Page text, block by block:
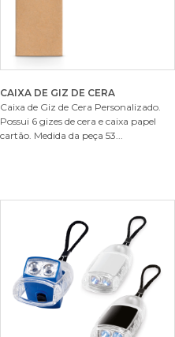
CAIXA DE GIZ DE CERA
Caixa de Giz de Cera Personalizado.
Possui 6 gizes de cera e caixa papel
cartão. Medida da peça 53...